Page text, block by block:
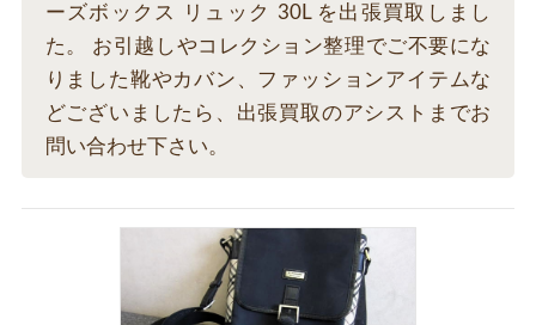
ーズボックス リュック 30L を出張買取しまし
た。 お引越しやコレクション整理でご不要にな
りました靴やカバン、ファッションアイテムな
どございましたら、出張買取のアシストまでお
問い合わせ下さい。